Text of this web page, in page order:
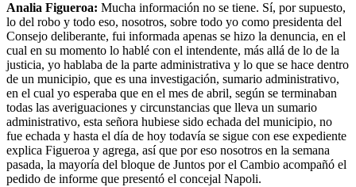
Analia Figueroa: Mucha información no se tiene. Sí, por supuesto,
lo del robo y todo eso, nosotros, sobre todo yo como presidenta del
Consejo deliberante, fui informada apenas se hizo la denuncia, en el
cual en su momento lo hablé con el intendente, más allá de lo de la
justicia, yo hablaba de la parte administrativa y lo que se hace dentro
de un municipio, que es una investigación, sumario administrativo,
en el cual yo esperaba que en el mes de abril, según se terminaban
todas las averiguaciones y circunstancias que lleva un sumario
administrativo, esta señora hubiese sido echada del municipio, no
fue echada y hasta el día de hoy todavía se sigue con ese expediente
explica Figueroa y agrega, así que por eso nosotros en la semana
pasada, la mayoría del bloque de Juntos por el Cambio acompañó el
pedido de informe que presentó el concejal Napoli.